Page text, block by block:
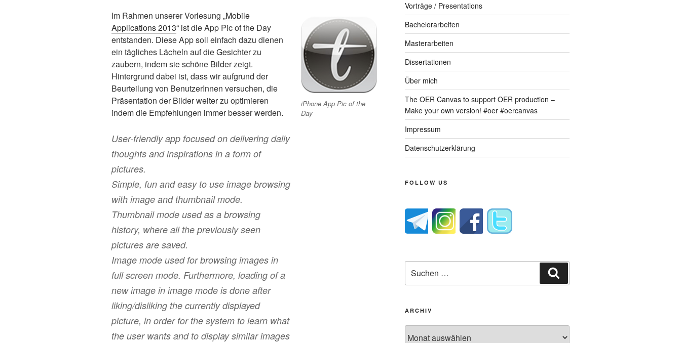
iPhone App Pic of the
Day
Im Rahmen unserer Vorlesung „Mobile
Applications 2013“ ist die App Pic of the Day
entstanden. Diese App soll einfach dazu dienen
ein tägliches Lächeln auf die Gesichter zu
zaubern, indem sie schöne Bilder zeigt.
Hintergrund dabei ist, dass wir aufgrund der
Beurteilung von BenutzerInnen versuchen, die
Präsentation der Bilder weiter zu optimieren
indem die Empfehlungen immer besser werden.
User-friendly app focused on delivering daily
thoughts and inspirations in a form of
pictures.
Simple, fun and easy to use image browsing
with image and thumbnail mode.
Thumbnail mode used as a browsing
history, where all the previously seen
pictures are saved.
Image mode used for browsing images in
full screen mode. Furthermore, loading of a
new image in image mode is done after
liking/disliking the currently displayed
picture, in order for the system to learn what
the user wants and to display similar images
Vorträge / Presentations
Bachelorarbeiten
Masterarbeiten
Dissertationen
Über mich
The OER Canvas to support OER production –
Make your own version! #oer #oercanvas
Impressum
Datenschutzerklärung
FOLLOW US
nach:
ARCHIV